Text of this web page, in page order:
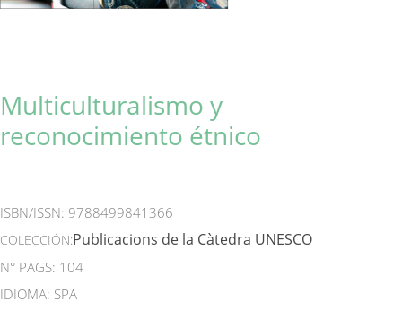
Multiculturalismo y
reconocimiento étnico
ISBN/ISSN: 9788499841366
COLECCIÓN:Publicacions de la Càtedra UNESCO
N° PAGS: 104
IDIOMA: SPA